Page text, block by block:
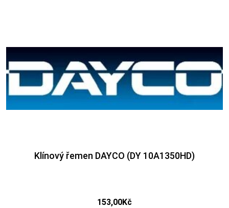
Klínový řemen DAYCO (DY 10A1350HD)
153,00Kč